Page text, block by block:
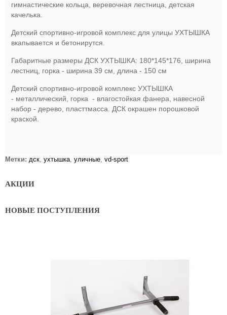
гимнастические кольца, веревочная лестница, детская
качелька.
Детский спортивно-игровой комплекс для улицы УХТЫШКА
вкапывается и бетонирутся.
Габаритные размеры ДСК УХТЫШКА: 180*145*176, ширина
лестниц, горка - ширина 39 см, длина - 150 см
Детский спортивно-игровой комплекс УХТЫШКА
- металлический, горка - влагостойкая фанера, навесной
набор - дерево, пласттмасса. ДСК окрашен порошковой
краской.
Метки: дск, ухтышка, уличные, vd-sport
АКЦИИ
НОВЫЕ ПОСТУПЛЕНИЯ